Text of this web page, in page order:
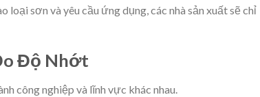
sơn và yêu cầu ứng dụng, các nhà sản xuất sẽ chỉ
Độ Nhớt
công nghiệp và lĩnh vực khác nhau.